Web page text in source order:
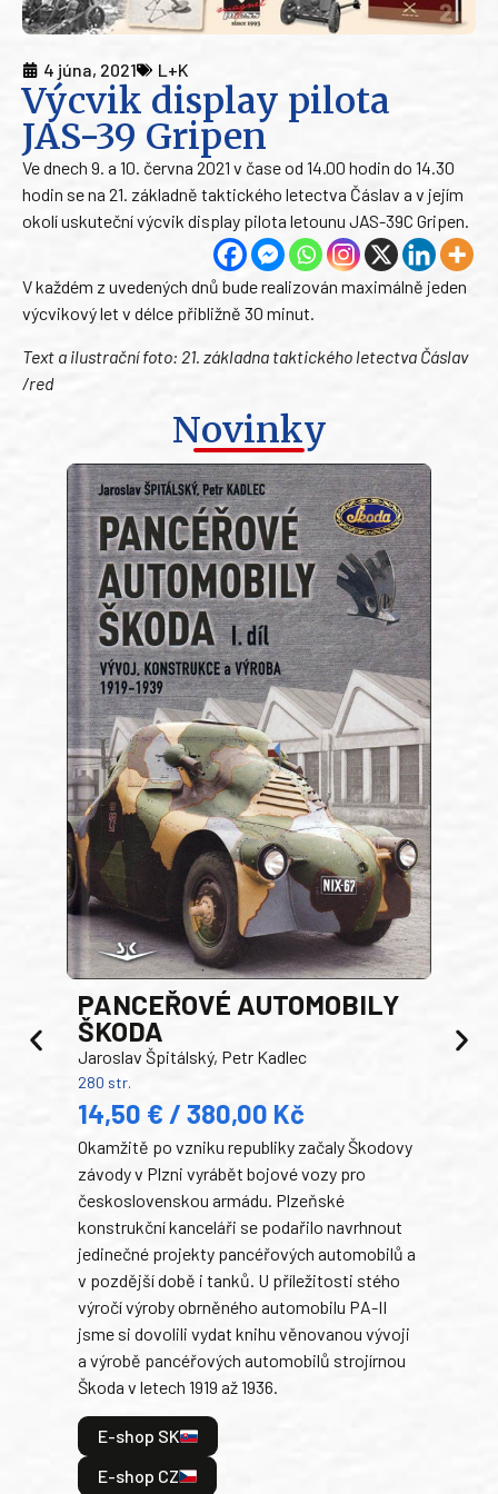
4 júna, 2021 L+K
Výcvik display pilota
JAS-39 Gripen
Ve dnech 9. a 10. června 2021 v čase od 14.00 hodin do 14.30
hodin se na 21. základně taktického letectva Čáslav a v jejím
okolí uskuteční výcvik display pilota letounu JAS-39C Gripen.
V každém z uvedených dnů bude realizován maximálně jeden
výcvikový let v délce přibližně 30 minut.
Text a ilustrační foto: 21. základna taktického letectva Čáslav
/red
Novinky
PANCEŘOVÉ AUTOMOBILY
ŠKODA
Jaroslav Špitálský, Petr Kadlec
280 str.
14,50 € / 380,00 Kč
Okamžitě po vzniku republiky začaly Škodovy
závody v Plzni vyrábět bojové vozy pro
československou armádu. Plzeňské
konstrukční kanceláři se podařilo navrhnout
jedinečné projekty pancéřových automobilů a
v pozdější době i tanků. U příležitosti stého
výročí výroby obrněného automobilu PA-II
jsme si dovolili vydat knihu věnovanou vývoji
a výrobě pancéřových automobilů strojírnou
Škoda v letech 1919 až 1936.
E-shop SK
E-shop CZ